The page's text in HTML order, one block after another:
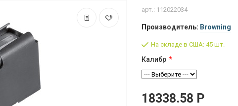
арт.: 112022034
Производитель: Browning
На складе в США: 45 шт.
Калибр
18338.58 Р